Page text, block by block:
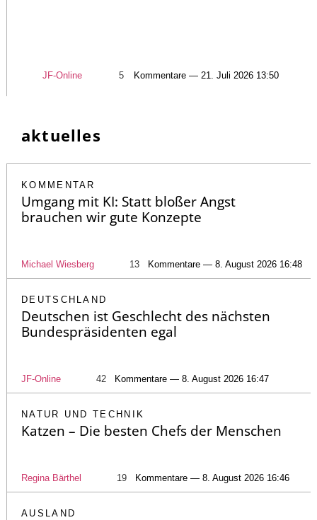
JF-Online 5 Kommentare — 21. Juli 2026 13:50
aktuelles
KOMMENTAR
Umgang mit KI: Statt bloßer Angst
brauchen wir gute Konzepte
Michael Wiesberg 13 Kommentare — 8. August 2026 16:48
DEUTSCHLAND
Deutschen ist Geschlecht des nächsten
Bundespräsidenten egal
JF-Online 42 Kommentare — 8. August 2026 16:47
NATUR UND TECHNIK
Katzen – Die besten Chefs der Menschen
Regina Bärthel 19 Kommentare — 8. August 2026 16:46
AUSLAND